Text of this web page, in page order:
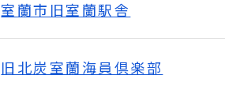
室蘭市旧室蘭駅舎
旧北炭室蘭海員倶楽部